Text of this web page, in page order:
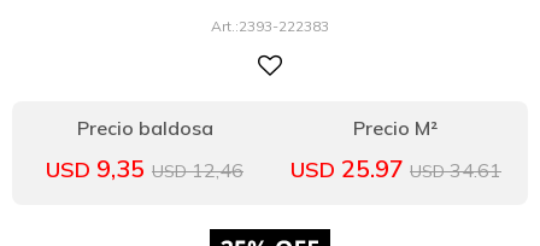
2393-222383
USD 9,35 USD 12,46 USD 25.97 USD 34.61